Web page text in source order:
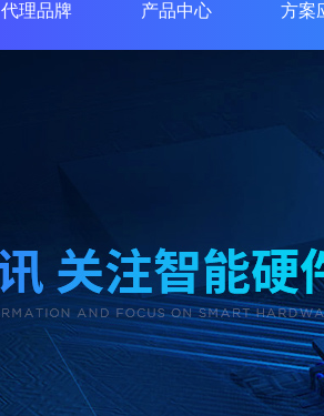
代理品牌 产品中心 方案